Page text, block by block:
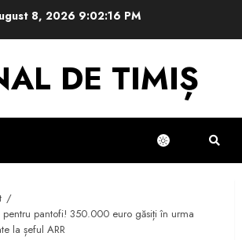
8, 2026 9:02:17 PM
DE TIMIȘ
pentru pantofi! 350.000 euro găsiți în urma
la șeful ARR